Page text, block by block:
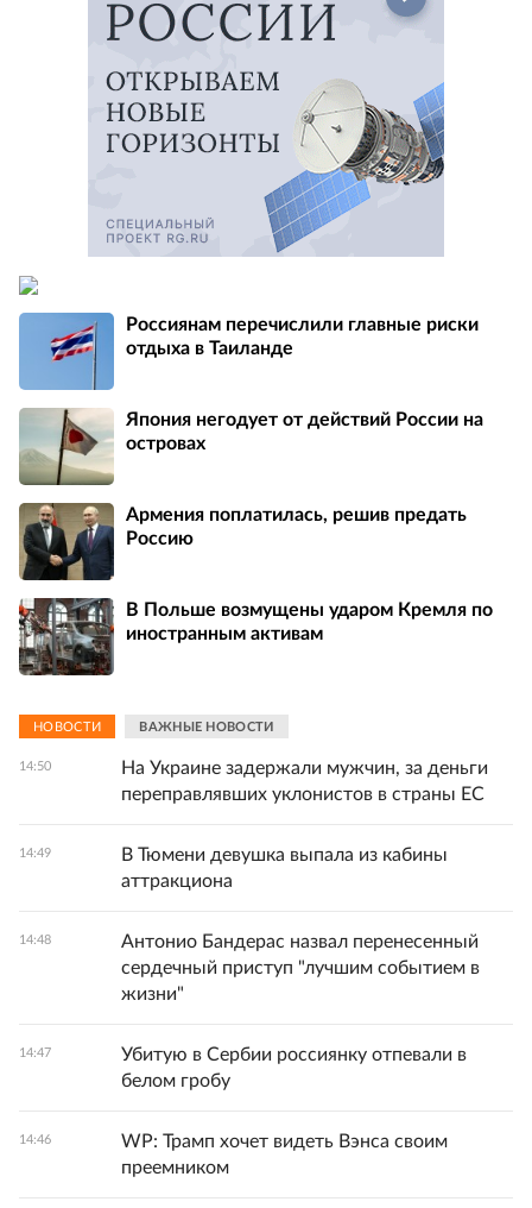
Россиянам перечислили главные риски
отдыха в Таиланде
Япония негодует от действий России на
островах
Армения поплатилась, решив предать
Россию
В Польше возмущены ударом Кремля по
иностранным активам
НОВОСТИ ВАЖНЫЕ НОВОСТИ
14:50
На Украине задержали мужчин, за деньги
переправлявших уклонистов в страны ЕС
14:49
В Тюмени девушка выпала из кабины
аттракциона
14:48
Антонио Бандерас назвал перенесенный
сердечный приступ "лучшим событием в
жизни"
14:47
Убитую в Сербии россиянку отпевали в
белом гробу
14:46
WP: Трамп хочет видеть Вэнса своим
преемником